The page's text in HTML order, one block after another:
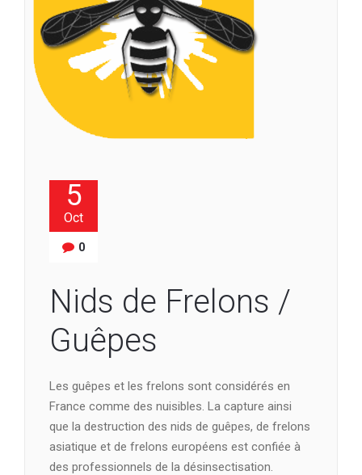
5
Oct
0
Nids de Frelons /
Guêpes
Les guêpes et les frelons sont considérés en
France comme des nuisibles. La capture ainsi
que la destruction des nids de guêpes, de frelons
asiatique et de frelons européens est confiée à
des professionnels de la désinsectisation.